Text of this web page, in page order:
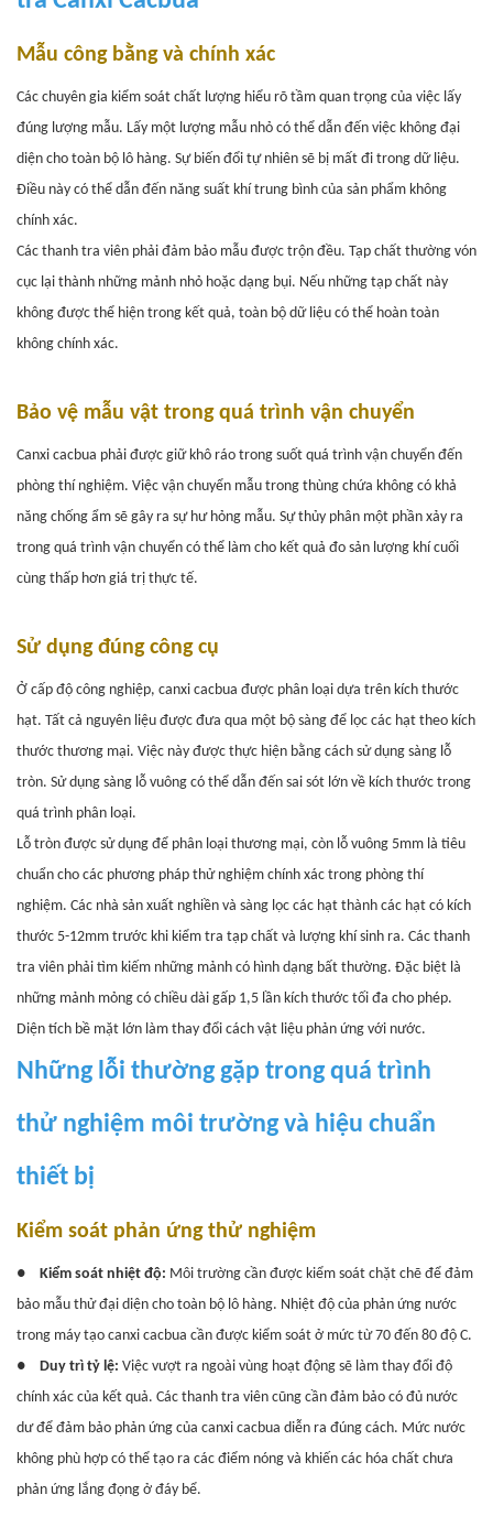
Mẫu công bằng và chính xác
Các chuyên gia kiểm soát chất lượng hiểu rõ tầm quan trọng của việc lấy
đúng lượng mẫu. Lấy một lượng mẫu nhỏ có thể dẫn đến việc không đại
diện cho toàn bộ lô hàng. Sự biến đổi tự nhiên sẽ bị mất đi trong dữ liệu.
Điều này có thể dẫn đến năng suất khí trung bình của sản phẩm không
chính xác.
Các thanh tra viên phải đảm bảo mẫu được trộn đều. Tạp chất thường vón
cục lại thành những mảnh nhỏ hoặc dạng bụi. Nếu những tạp chất này
không được thể hiện trong kết quả, toàn bộ dữ liệu có thể hoàn toàn
không chính xác.
Bảo vệ mẫu vật trong quá trình vận chuyển
Canxi cacbua phải được giữ khô ráo trong suốt quá trình vận chuyển đến
phòng thí nghiệm. Việc vận chuyển mẫu trong thùng chứa không có khả
năng chống ẩm sẽ gây ra sự hư hỏng mẫu. Sự thủy phân một phần xảy ra
trong quá trình vận chuyển có thể làm cho kết quả đo sản lượng khí cuối
cùng thấp hơn giá trị thực tế.
Sử dụng đúng công cụ
Ở cấp độ công nghiệp, canxi cacbua được phân loại dựa trên kích thước
hạt. Tất cả nguyên liệu được đưa qua một bộ sàng để lọc các hạt theo kích
thước thương mại. Việc này được thực hiện bằng cách sử dụng sàng lỗ
tròn. Sử dụng sàng lỗ vuông có thể dẫn đến sai sót lớn về kích thước trong
quá trình phân loại.
Lỗ tròn được sử dụng để phân loại thương mại, còn lỗ vuông 5mm là tiêu
chuẩn cho các phương pháp thử nghiệm chính xác trong phòng thí
nghiệm. Các nhà sản xuất nghiền và sàng lọc các hạt thành các hạt có kích
thước 5-12mm trước khi kiểm tra tạp chất và lượng khí sinh ra. Các thanh
tra viên phải tìm kiếm những mảnh có hình dạng bất thường. Đặc biệt là
những mảnh mỏng có chiều dài gấp 1,5 lần kích thước tối đa cho phép.
Diện tích bề mặt lớn làm thay đổi cách vật liệu phản ứng với nước.
Những lỗi thường gặp trong quá trình
thử nghiệm môi trường và hiệu chuẩn
thiết bị
Kiểm soát phản ứng thử nghiệm
● Kiểm soát nhiệt độ: Môi trường cần được kiểm soát chặt chẽ để đảm
bảo mẫu thử đại diện cho toàn bộ lô hàng. Nhiệt độ của phản ứng nước
trong máy tạo canxi cacbua cần được kiểm soát ở mức từ 70 đến 80 độ C.
●
Duy trì tỷ lệ: Việc vượt ra ngoài vùng hoạt động sẽ làm thay đổi độ
chính xác của kết quả. Các thanh tra viên cũng cần đảm bảo có đủ nước
dư để đảm bảo phản ứng của canxi cacbua diễn ra đúng cách. Mức nước
không phù hợp có thể tạo ra các điểm nóng và khiến các hóa chất chưa
phản ứng lắng đọng ở đáy bể.